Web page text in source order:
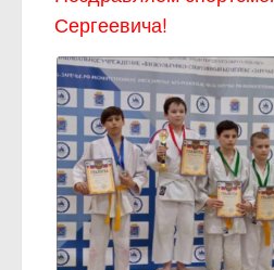
Сергеевича!